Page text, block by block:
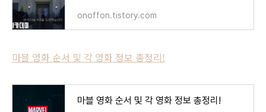
onoffon.tistory.com
마블 영화 순서 및 각 영화 정보 총정리!
마블 영화 순서 및 각 영화 정보 총정리!